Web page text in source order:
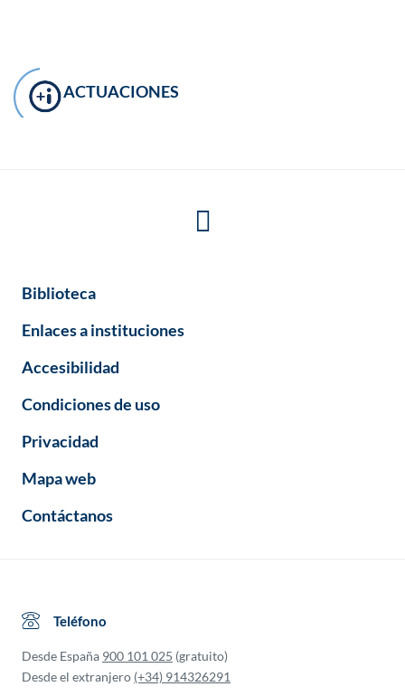
ACTUACIONES
Biblioteca
Enlaces a instituciones
Accesibilidad
Condiciones de uso
Privacidad
Mapa web
Contáctanos
Teléfono
Desde España 900 101 025 (gratuito)
Desde el extranjero (+34) 914326291